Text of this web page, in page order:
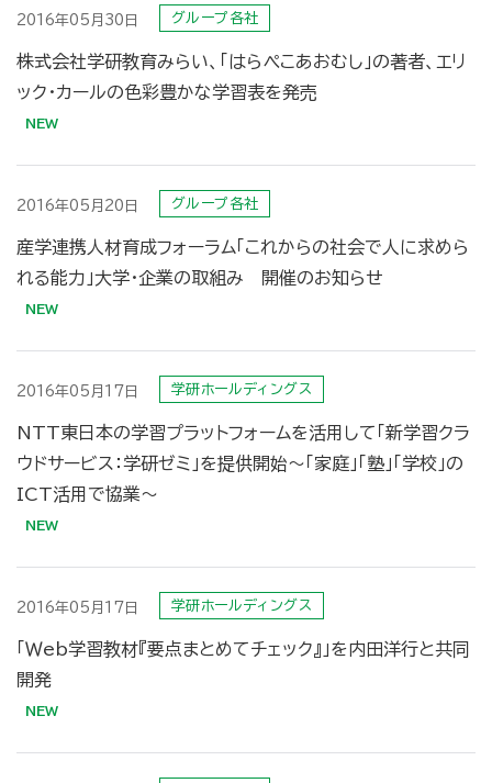
2016年05月30日 グループ各社
株式会社学研教育みらい、「はらぺこあおむし」の著者、エリ
ック・カールの色彩豊かな学習表を発売
2016年05月20日 グループ各社
産学連携人材育成フォーラム「これからの社会で人に求めら
れる能力」大学・企業の取組み 開催のお知らせ
2016年05月17日 学研ホールディングス
NTT東日本の学習プラットフォームを活用して「新学習クラ
ウドサービス：学研ゼミ」を提供開始〜「家庭」「塾」「学校」の
ICT活用で協業〜
2016年05月17日 学研ホールディングス
「Ｗeb学習教材『要点まとめてチェック』」を内田洋行と共同
開発